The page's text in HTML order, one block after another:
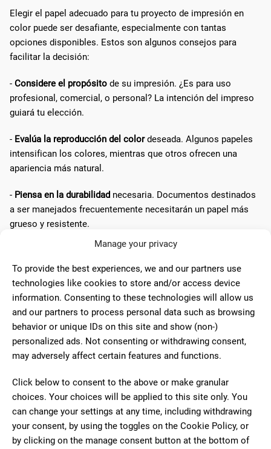
Manage your privacy
To provide the best experiences, we and our partners use
technologies like cookies to store and/or access device
information. Consenting to these technologies will allow us
and our partners to process personal data such as browsing
behavior or unique IDs on this site and show (non-)
personalized ads. Not consenting or withdrawing consent,
may adversely affect certain features and functions.
Click below to consent to the above or make granular
choices. Your choices will be applied to this site only. You
can change your settings at any time, including withdrawing
your consent, by using the toggles on the Cookie Policy, or
by clicking on the manage consent button at the bottom of
Elegir el papel adecuado para tu proyecto de impresión en
color puede ser desafiante, especialmente con tantas
opciones disponibles. Estos son algunos consejos para
facilitar la decisión:
- Considere el propósito de su impresión. ¿Es para uso
profesional, comercial, o personal? La intención del impreso
guiará tu elección.
- Evalúa la reproducción del colordeseada. Algunos papeles
intensifican los colores, mientras que otros ofrecen una
apariencia más natural.
- Piensa en la durabilidad necesaria. Documentos destinados
a ser manejados frecuentemente necesitarán un papel más
grueso y resistente.
con muestras. No hay mejor manera de saber cómo
se comportará el papel con tu diseño específico que
haciendo pruebas preliminares.
## Importancia de la calidad del papel
La elección del papel no es simplemente una cuestión
estética, sino que también refleja el valor que le das a tu
simple impresión en una obra de arte.
Esta cita destaca la importancia de no escatimar en la calidad
del papel, especialmente cuando el objetivo es impresionar o
comunicar un mensaje poderoso. El papel adecuado puede